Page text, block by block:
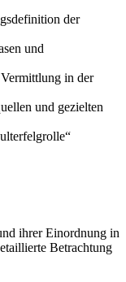
der
und
in der
und gezielten
ihrer Einordnung in
Betrachtung